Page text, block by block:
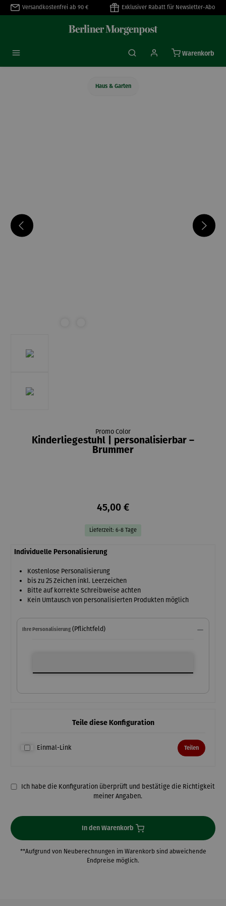
springen
Versandkostenfrei ab 90 € Exklusiver Rabatt für Newsletter-Abo
Warenkorb
Haus & Garten
Promo Color
Kinderliegestuhl | personalisierbar –
Brummer
45,00 €
Lieferzeit: 6-8 Tage
Individuelle Personalisierung
Kostenlose Personalisierung
bis zu 25 Zeichen inkl. Leerzeichen
Bitte auf korrekte Schreibweise achten
Kein Umtausch von personalisierten Produkten möglich
Ihre Personalisierung (Pflichtfeld)
Teile diese Konfiguration
Einmal-Link Teilen
Ich habe die Konfiguration überprüft und bestätige die Richtigkeit
meiner Angaben.
In den Warenkorb
**Aufgrund von Neuberechnungen im Warenkorb sind abweichende
Endpreise möglich.